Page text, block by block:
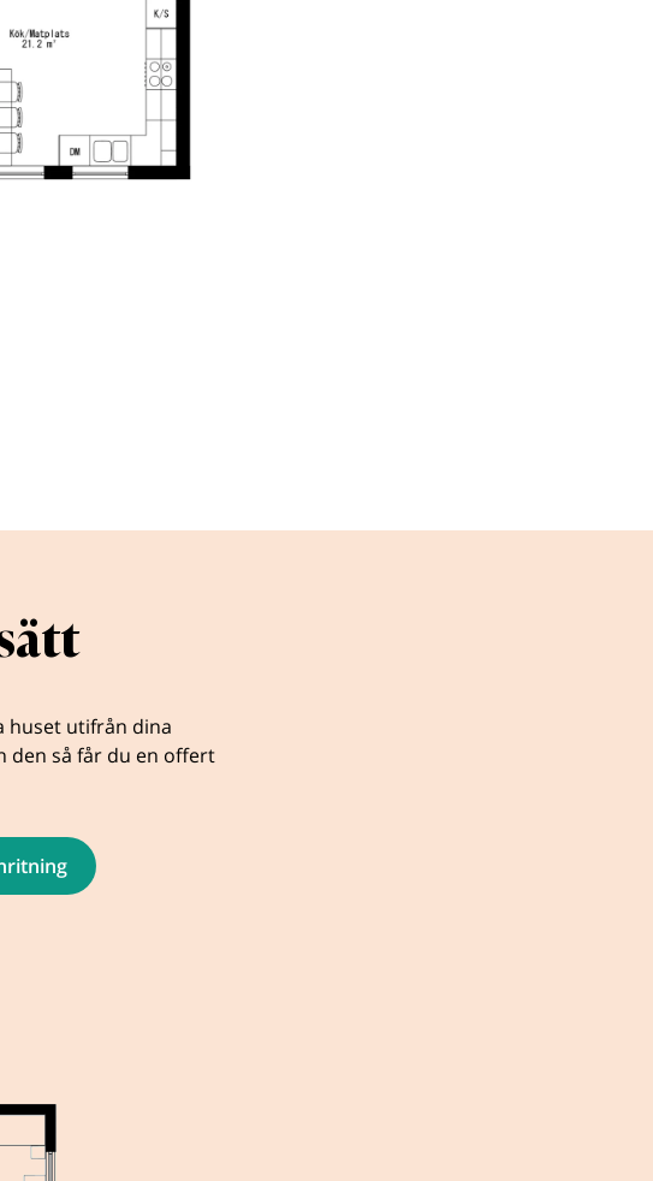
huset utifrån dina
den så får du en offert